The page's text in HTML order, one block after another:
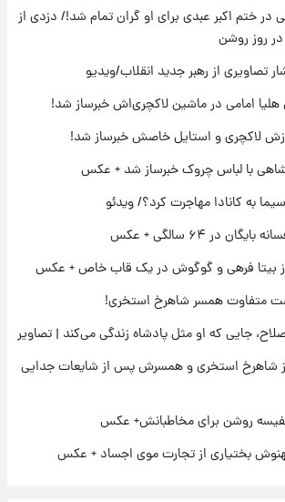
لیونل مسی عزادار شد! + جزئیات
۲۱ ساعت پیش
لحظه برخورد رعد و برق به ساختمان مرکز تجارت
جهانی در آمریکا + فیلم
۲۱ ساعت پیش
برای اولین بار؛ انتشار تصاویری از رهبر جدید
انقلاب/ویدیو
تصاویر عمامه بستن به شیوه خاتمی/ویدیو
در ختم اکبر عبدی برای او گران تمام شد!/ دزدی از
در روز روشن
تصاویری از رهبر جدید انقلاب/ویدیو
امامی در ماشین لاکچری‌اش خبرساز شد!
ورزش لاکچری و استایل خاصش خبرساز شد!
با لباس چروک خبرساز شد + عکس
به کانادا مهاجرت کرد؟/ ویدئو
در ۶۴ سالگی + عکس
بیتا فرهی و گوگوش در یک قاب خاص + عکس
متفاوت همسر شاهرخ استخری!
جایی که او مثل پادشاه زندگی می‌کند | تصاویر
شاهرخ استخری و همسرش پس از شایعات جدایی
روشن برای مخاطبانش+ عکس
بختیاری از تجارت موی اجساد + عکس